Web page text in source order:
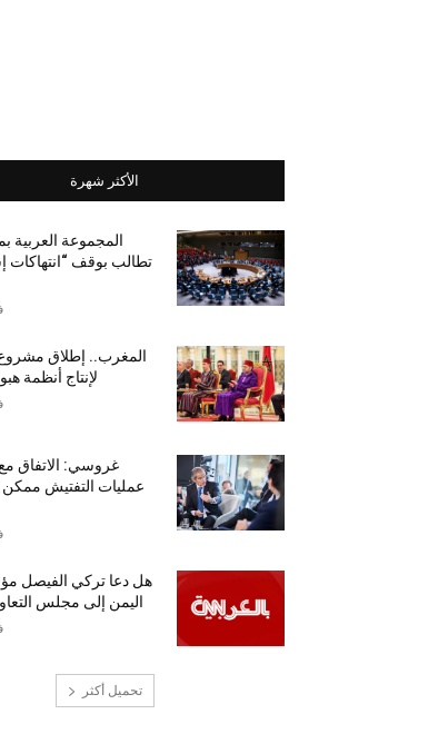
الأكثر شهرة
المجموعة العربية
تطالب بوقف “انتهاكات
المغرب.. إطلاق
لإنتاج أنظمة
غروسي: الاتفاق
عمليات التفتيش
هل دعا تركي الفيصل
اليمن إلى مجلس
تحميل أكثر